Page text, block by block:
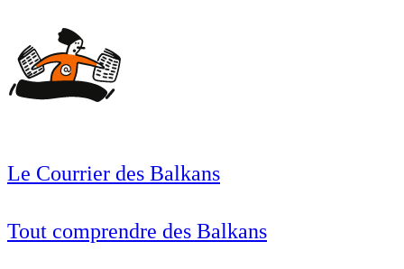
Le Courrier des Balkans
Tout comprendre des Balkans